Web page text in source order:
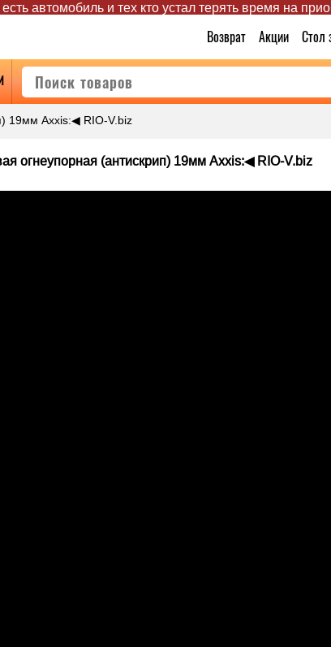
автомобиль и тех кто устал терять время на
Возврат Акции Стол
19мм Axxis:◀ RIO-V.biz
огнеупорная (антискрип) 19мм Axxis:◀ RIO-V.biz